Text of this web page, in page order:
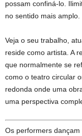
possam confiná-lo.
no sentido mais amplo.
Veja o seu trabalho,
reside como artista. A
que normalmente se
como o teatro circular
redonda onde uma
uma perspectiva
Os performers